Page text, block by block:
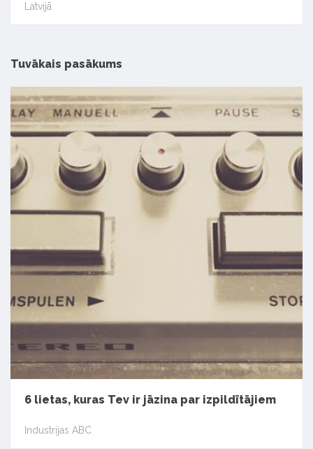
Latvijā
Tuvākais pasākums
6 lietas, kuras Tev ir jāzina par izpildītājiem
Industrijas ABC